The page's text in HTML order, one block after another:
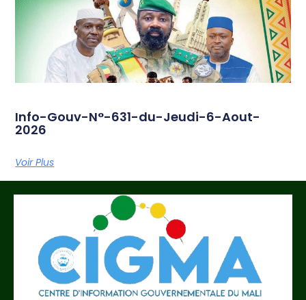
Info-Gouv-N°-631-du-Jeudi-6-Aout-
2026
Voir Plus